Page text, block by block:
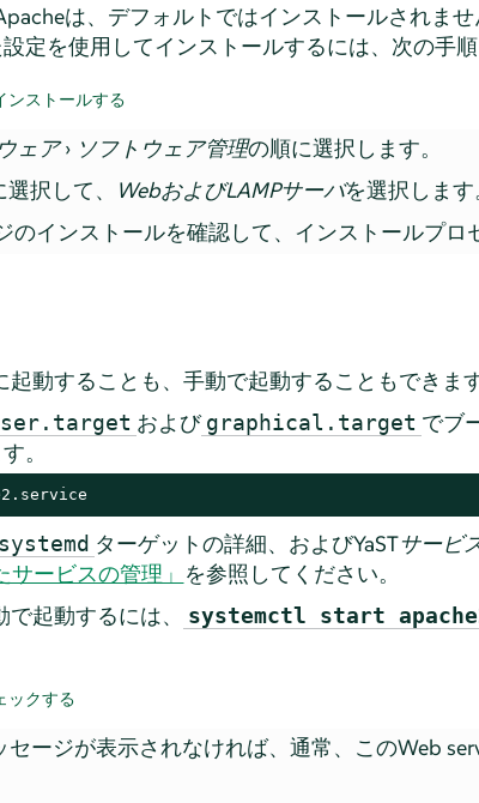
は、デフォルトではインストールされませ
定を使用してインストールするには、次の手順
ンストールする
ェア› ソフトウェア管理の順に選択します。
択して、 WebおよびLAMPサーバを選択します
インストールを確認して、インストールプロ
動することも、手動で起動することもできます
および graphical.target でブ
。
systemd ターゲットの詳細、およびYaSTサービ
ービスの管理」 を参照してください。
起動するには、
systemctl start
ックする
ージが表示されなければ、通常、このWeb